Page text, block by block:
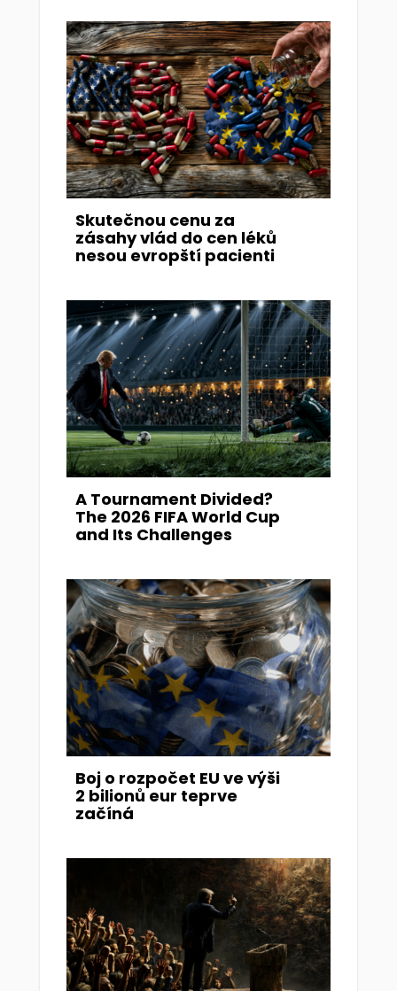
Skutečnou cenu za
zásahy vlád do cen léků
nesou evropští pacienti
A Tournament Divided?
The 2026 FIFA World Cup
and Its Challenges
Boj o rozpočet EU ve výši
2 bilionů eur teprve
začíná